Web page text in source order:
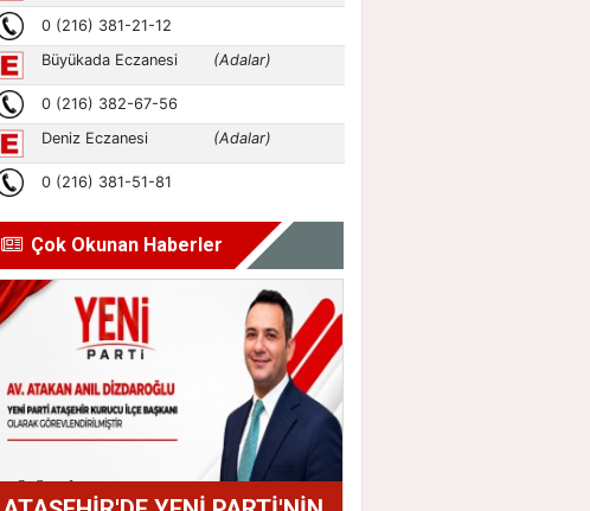
Çok Okunan Haberler